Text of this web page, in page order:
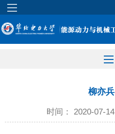
柳亦兵
时间： 2020-07-14